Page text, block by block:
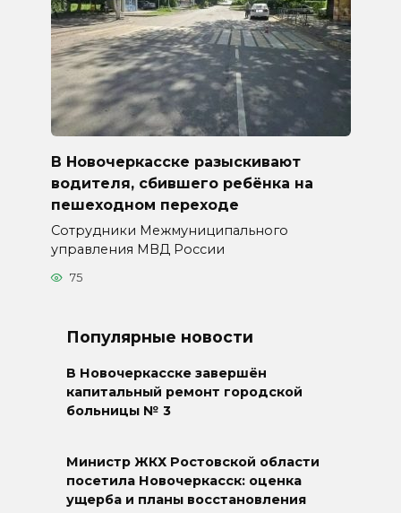
В Новочеркасске разыскивают
водителя, сбившего ребёнка на
пешеходном переходе
Сотрудники Межмуниципального
управления МВД России
75
Популярные новости
В Новочеркасске завершён
капитальный ремонт городской
больницы № 3
Министр ЖКХ Ростовской области
посетила Новочеркасск: оценка
ущерба и планы восстановления